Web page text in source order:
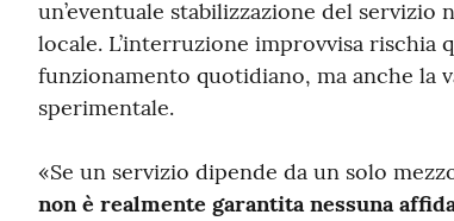
un’eventuale stabilizzazione del
locale. L’interruzione improvvisa
funzionamento quotidiano, ma anche la
sperimentale.
«Se un servizio dipende da un solo
non è realmente garantita nessuna